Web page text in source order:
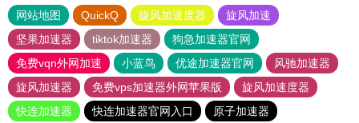
网站地图 QuickQ 旋风加速度器
旋风加速
坚果加速器
tiktok加速器
狗急加速器官网
免费vqn外网加速
小蓝鸟 优途加速器官网
风驰加速器
旋风加速器
免费vps加速器外网苹果版
旋风加速度器
快连加速器
快连加速器官网入口
原子加速器